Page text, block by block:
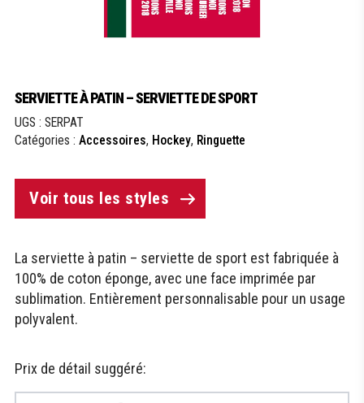
SERVIETTE À PATIN – SERVIETTE DE SPORT
UGS : SERPAT
Catégories : Accessoires, Hockey, Ringuette
Voir tous les styles
La serviette à patin – serviette de sport est fabriquée à
100% de coton éponge, avec une face imprimée par
sublimation. Entièrement personnalisable pour un usage
polyvalent.
Prix de détail suggéré: